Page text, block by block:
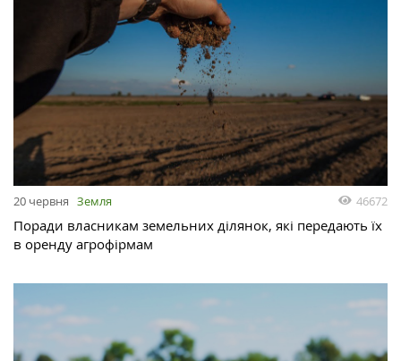
20 червня Земля 46672
Поради власникам земельних ділянок, які передають їх
в оренду агрофірмам